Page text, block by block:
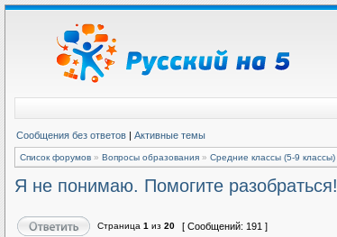
Сообщения без ответов | Активные темы
Список форумов » Вопросы образования » Средние классы (5-9 классы)
Я не понимаю. Помогите разобраться!
Страница 1 из 20 [ Сообщений: 191 ]